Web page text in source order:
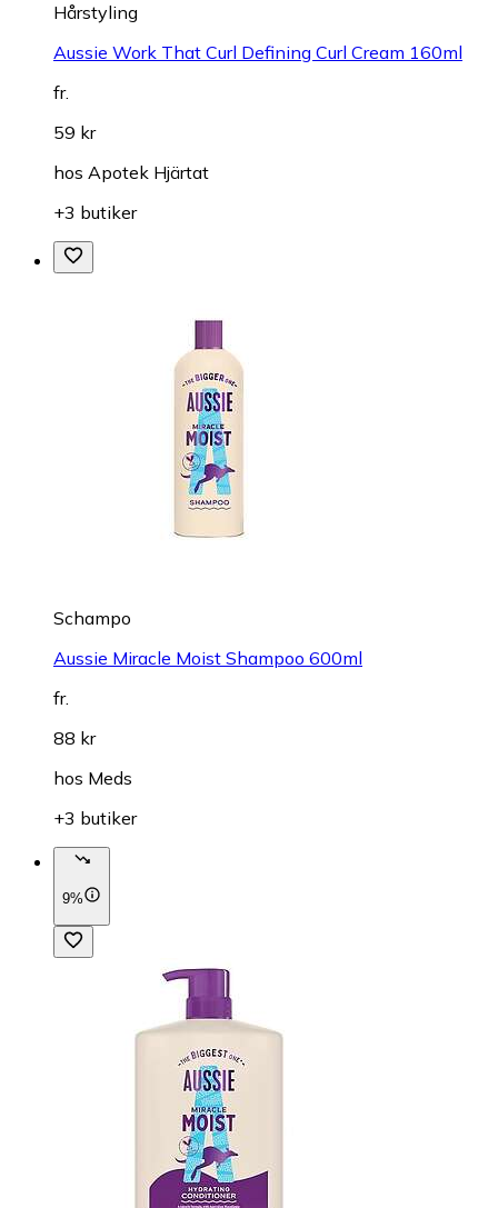
Hårstyling
Aussie Work That Curl Defining Curl Cream 160ml
fr.
59 kr
hos Apotek Hjärtat
+3 butiker
Schampo
Aussie Miracle Moist Shampoo 600ml
fr.
88 kr
hos Meds
+3 butiker
9%